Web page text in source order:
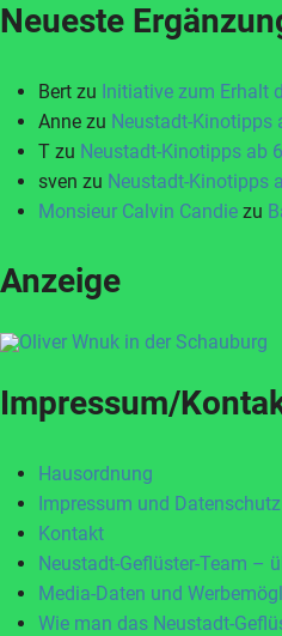
Neueste
Bert zu Initiative zum Erhalt
Anne zu Neustadt-Kinotipps
T zu Neustadt-Kinotipps ab
sven zu Neustadt-Kinotipps
Monsieur Calvin Candie zu
Anzeige
Impressum/
Hausordnung
Impressum und Datenschutz
Kontakt
Neustadt-Geflüster-Team –
Media-Daten und
Wie man das Neustadt-